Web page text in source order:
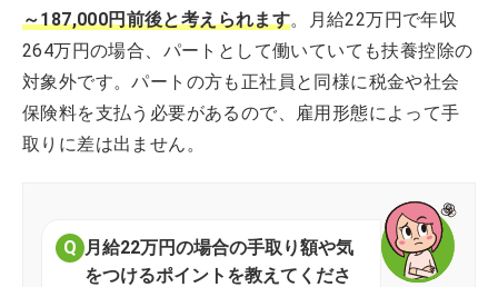
～187,000円前後と考えられます。月給22万円で年収
264万円の場合、パートとして働いていても扶養控除の
対象外です。パートの方も正社員と同様に税金や社会
保険料を支払う必要があるので、雇用形態によって手
取りに差は出ません。
月給22万円の場合の手取り額や気
をつけるポイントを教えてくださ